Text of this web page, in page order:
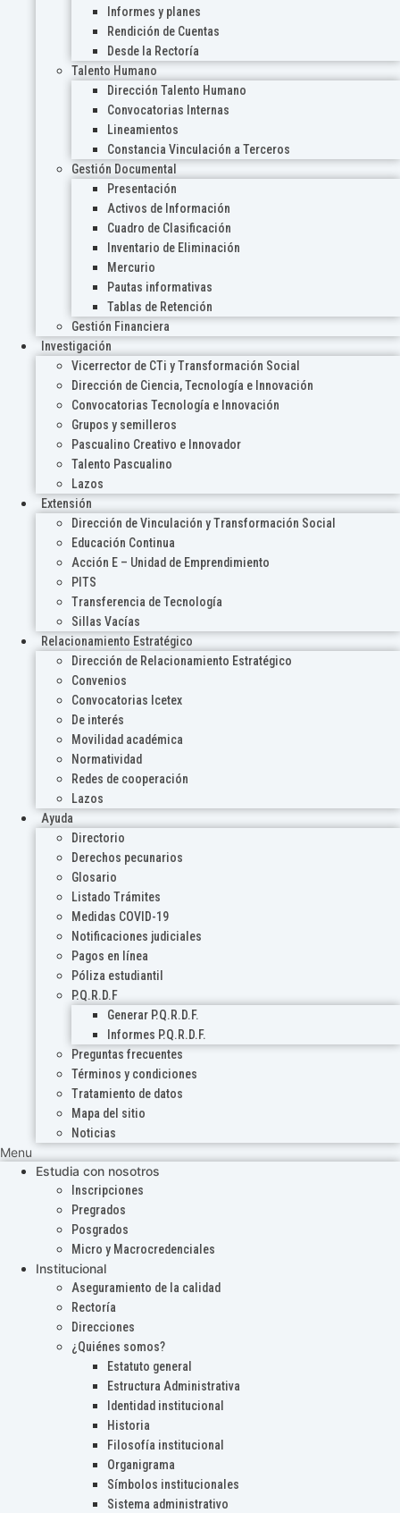
Informes y planes
Rendición de Cuentas
Desde la Rectoría
Talento Humano
Dirección Talento Humano
Convocatorias Internas
Lineamientos
Constancia Vinculación a Terceros
Gestión Documental
Presentación
Activos de Información
Cuadro de Clasificación
Inventario de Eliminación
Mercurio
Pautas informativas
Tablas de Retención
Gestión Financiera
Investigación
Vicerrector de CTi y Transformación Social
Dirección de Ciencia, Tecnología e Innovación
Convocatorias Tecnología e Innovación
Grupos y semilleros
Pascualino Creativo e Innovador
Talento Pascualino
Lazos
Extensión
Dirección de Vinculación y Transformación Social
Educación Continua
Acción E – Unidad de Emprendimiento
PITS
Transferencia de Tecnología
Sillas Vacías
Relacionamiento Estratégico
Dirección de Relacionamiento Estratégico
Convenios
Convocatorias Icetex
De interés
Movilidad académica
Normatividad
Redes de cooperación
Lazos
Ayuda
Directorio
Derechos pecunarios
Glosario
Listado Trámites
Medidas COVID-19
Notificaciones judiciales
Pagos en línea
Póliza estudiantil
P.Q.R.D.F
Generar P.Q.R.D.F.
Informes P.Q.R.D.F.
Preguntas frecuentes
Términos y condiciones
Tratamiento de datos
Mapa del sitio
Noticias
Menu
Estudia con nosotros
Inscripciones
Pregrados
Posgrados
Micro y Macrocredenciales
Institucional
Aseguramiento de la calidad
Rectoría
Direcciones
¿Quiénes somos?
Estatuto general
Estructura Administrativa
Identidad institucional
Historia
Filosofía institucional
Organigrama
Símbolos institucionales
Sistema administrativo